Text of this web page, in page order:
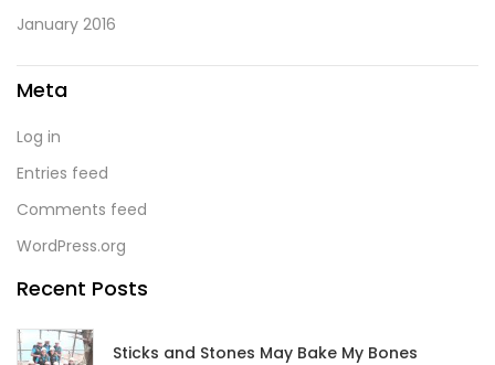
January 2016
Meta
Log in
Entries feed
Comments feed
WordPress.org
Recent Posts
Sticks and Stones May Bake My Bones